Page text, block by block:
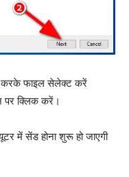
करके फाइल सेलेक्ट करें
पर क्लिक करें।
में सेंड होना शुरू हो जाएगी